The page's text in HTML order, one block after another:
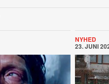
NYHED
23. JUNI